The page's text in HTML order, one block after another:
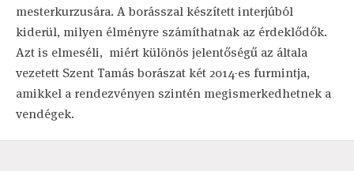
mesterkurzusára. A borásszal készített interjúból
kiderül, milyen élményre számíthatnak az érdeklődők.
Azt is elmeséli, miért különös jelentőségű az általa
vezetett Szent Tamás borászat két 2014-es furmintja,
amikkel a rendezvényen szintén megismerkedhetnek a
vendégek.